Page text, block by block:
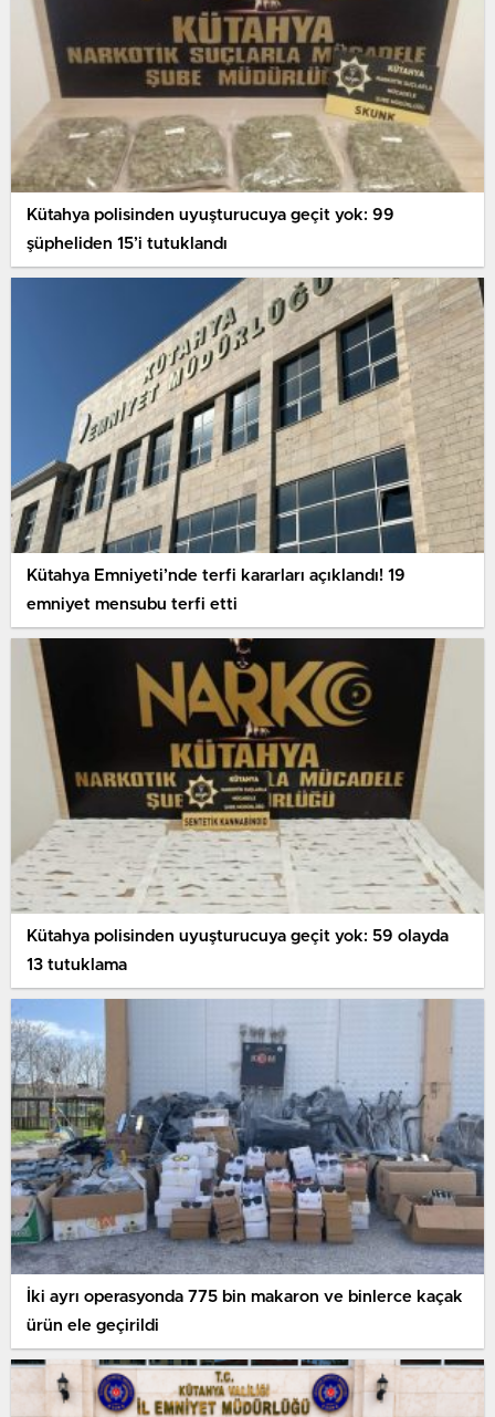
Kütahya polisinden uyuşturucuya geçit yok: 99
şüpheliden 15’i tutuklandı
Kütahya Emniyeti’nde terfi kararları açıklandı! 19
emniyet mensubu terfi etti
Kütahya polisinden uyuşturucuya geçit yok: 59 olayda
13 tutuklama
İki ayrı operasyonda 775 bin makaron ve binlerce kaçak
ürün ele geçirildi